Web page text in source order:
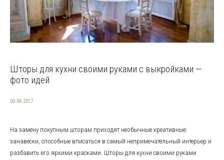
Шторы для кухни своими руками с выкройками —
фото идей
03.04.2017
На замену покупным шторам приходят необычные креативные
занавески, способные вписаться в самый непримечательный интерьер и
разбавить его яркими красками. Шторы для кухни своими руками